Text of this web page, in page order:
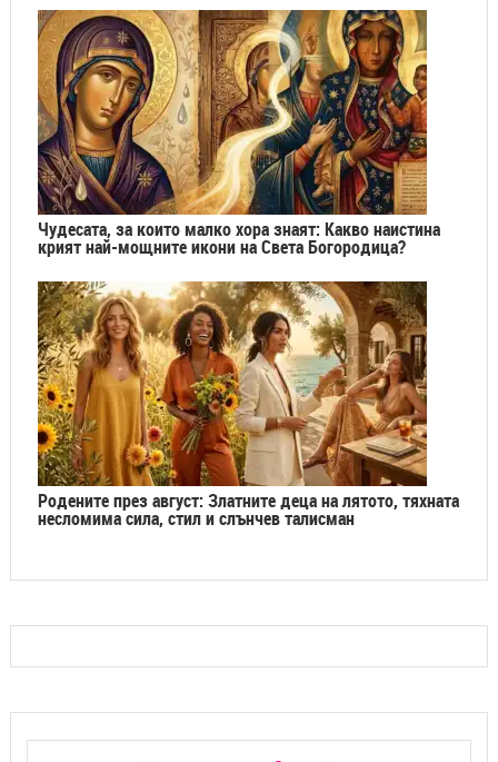
Чудесата, за които малко хора знаят: Какво наистина
крият най-мощните икони на Света Богородица?
Родените през август: Златните деца на лятото, тяхната
несломима сила, стил и слънчев талисман